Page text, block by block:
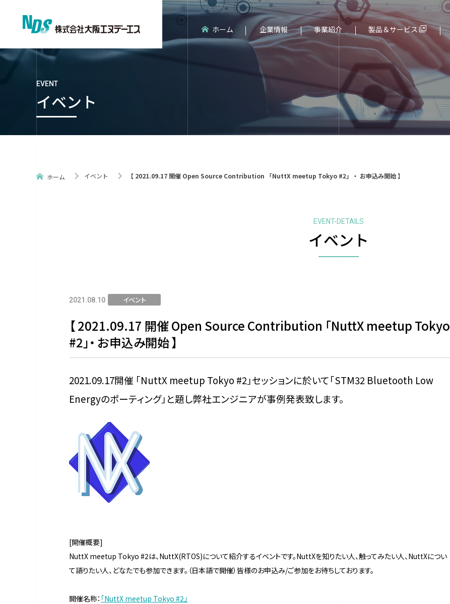
ホーム 企業情報
個人情報保護について
事業紹介 製品＆サービス
EVENT
イベント
ホーム イベント 【 2021.09.17 開催 Open Source Contribution 「NuttX meetup Tokyo #2」・ お申込み開始 】
EVENT-DETAILS
イベント
2021.08.10 イベント
【 2021.09.17 開催 Open Source Contribution 「NuttX meetup Tokyo
#2」・ お申込み開始 】
2021.09.17開催 「NuttX meetup Tokyo #2」セッションに於いて「STM32 Bluetooth Low
Energyのポーティング」と題し弊社エンジニアが事例発表致します。
[開催概要]
NuttX meetup Tokyo #2は、NuttX(RTOS)について紹介するイベントです。NuttXを知りたい人、触ってみたい人、NuttXについ
て語りたい人、どなたでも参加できます。（日本語で開催）皆様のお申込み/ご参加をお待ちしております。
開催名称： 「NuttX meetup Tokyo #2」